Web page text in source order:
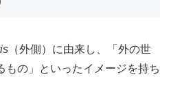
（外側）に由来し、「外の世
もの」といったイメージを持ち